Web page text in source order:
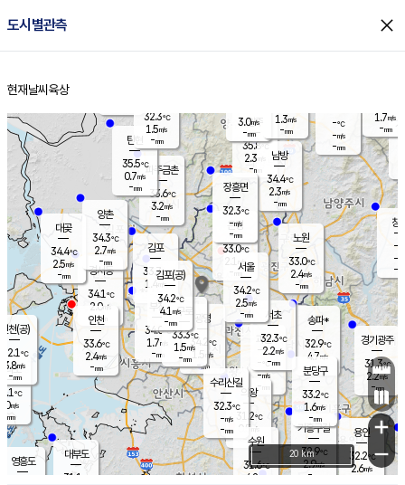
도시별관측 close
홈
현재날씨 육상
의도
℃
m/s
mm
영흥도
양주
35.8℃
2.3
-mm
과천
- ℃
-m/s
- mm
용인
32.2℃
2.6m/s
경기광주
31.3℃
2.2m/s
-mm
대부도
31.1
경서동
34.1℃
2.0m/s
-mm
파주금촌
33.6℃
3.2m/s
-mm
-℃
-m/s
-mm
대곶
34.4℃
2.5m/s
-mm
창
-
-m/
-
탄현
35.5℃
0.7m/s
-mm
1.7m/s
-mm
의왕
31.2℃
0.5m/s
mm
김포
33.7℃
1.4 m/s
mm
광명
34.2 ℃
1.5 m/s
-mm
부천
34.0℃
1.7m/s
-mm
양촌
34.3℃
2.7m/s
-mm
구로
33.3℃
1.5m/s
-mm
은평
33.0℃
2.1 m/s
- mm
노원
33.0℃
2.4m/s
-mm
송파*
32.9℃
4.7m/s
-mm
서초
32.3℃
2.2m/s
-mm
남방
34.4℃
2.3m/s
-mm
기흥구갈
32.9℃
2.9m/s
-
수리산길
32.3℃
-m/s
-mm
분당구
33.2℃
1.6m/s
-mm
장흥면
32.3℃
-m/s
-mm
3.0m/s
-mm
인천(공)
32.1℃
3.8m/s
-mm
김포(공)
34.2℃
4.1 m/s
-mm
수원
31.6℃
4.2 m/s
인천
33.6℃
2.4m/s
-mm
서울
34.2℃
2.5m/s
-mm
32.3℃
1.5m/s
-mm
1.3m/s
-mm
+
−
20 km